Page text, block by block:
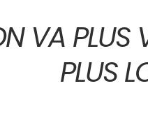
VA PLUS
PLUS